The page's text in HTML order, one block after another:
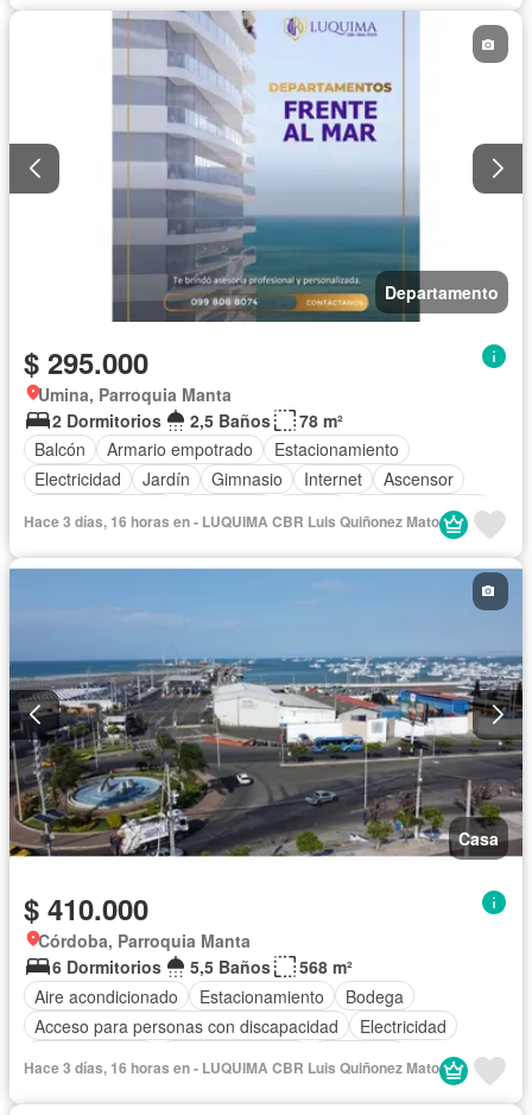
Departamento
$ 295.000
Umina, Parroquia Manta
2 Dormitorios
2,5 Baños
78 m²
Balcón
Armario empotrado
Estacionamiento
Electricidad
Jardín Gimnasio Internet
Ascensor
Cancha de tenis
Hace 3 días, 16 horas en - LUQUIMA CBR Luis Quiñonez Mato
Casa
$ 410.000
Córdoba, Parroquia Manta
6 Dormitorios
5,5 Baños
568 m²
Aire acondicionado
Estacionamiento
Bodega
Acceso para personas con discapacidad
Electricidad
Hace 3 días, 16 horas en - LUQUIMA CBR Luis Quiñonez Mato